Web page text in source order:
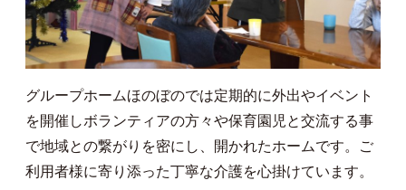
グループホームほのぼのでは定期的に外出やイベント
を開催しボランティアの方々や保育園児と交流する事
で地域との繋がりを密にし、開かれたホームです。ご
利用者様に寄り添った丁寧な介護を心掛けています。